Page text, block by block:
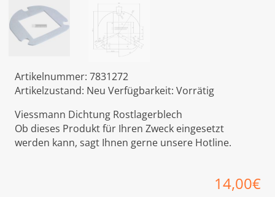
Artikelnummer: 7831272
Artikelzustand: Neu Verfügbarkeit: Vorrätig
Viessmann Dichtung Rostlagerblech
Ob dieses Produkt für Ihren Zweck eingesetzt
werden kann, sagt Ihnen gerne unsere Hotline.
14,00€